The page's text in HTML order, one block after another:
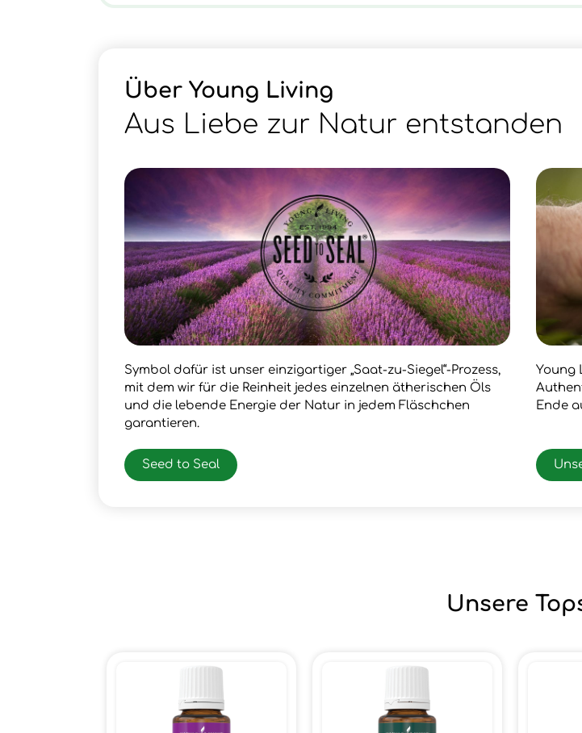
Über Young Living
Aus Liebe zur Natur entstanden
Symbol dafür ist unser einzigartiger „Saat-zu-Siegel“-Prozess,
mit dem wir für die Reinheit jedes einzelnen ätherischen Öls
und die lebende Energie der Natur in jedem Fläschchen
garantieren.
Seed to Seal
Young
Ende
Unsere